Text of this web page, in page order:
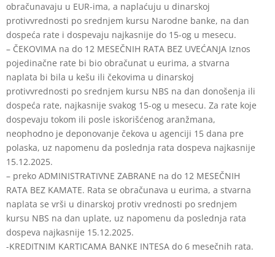
obračunavaju u EUR-ima, a naplaćuju u dinarskoj
protivvrednosti po srednjem kursu Narodne banke, na dan
dospeća rate i dospevaju najkasnije do 15-og u mesecu.
– ČEKOVIMA na do 12 MESEČNIH RATA BEZ UVEĆANJA Iznos
pojedinačne rate bi bio obračunat u eurima, a stvarna
naplata bi bila u kešu ili čekovima u dinarskoj
protivvrednosti po srednjem kursu NBS na dan donošenja ili
dospeća rate, najkasnije svakog 15-og u mesecu. Za rate koje
dospevaju tokom ili posle iskorišćenog aranžmana,
neophodno je deponovanje čekova u agenciji 15 dana pre
polaska, uz napomenu da poslednja rata dospeva najkasnije
15.12.2025.
– preko ADMINISTRATIVNE ZABRANE na do 12 MESEČNIH
RATA BEZ KAMATE. Rata se obračunava u eurima, a stvarna
naplata se vrši u dinarskoj protiv vrednosti po srednjem
kursu NBS na dan uplate, uz napomenu da poslednja rata
dospeva najkasnije 15.12.2025.
-KREDITNIM KARTICAMA BANKE INTESA do 6 mesečnih rata.